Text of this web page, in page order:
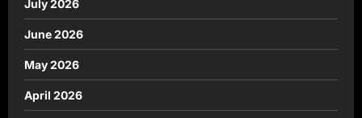
July 2026
June 2026
May 2026
April 2026